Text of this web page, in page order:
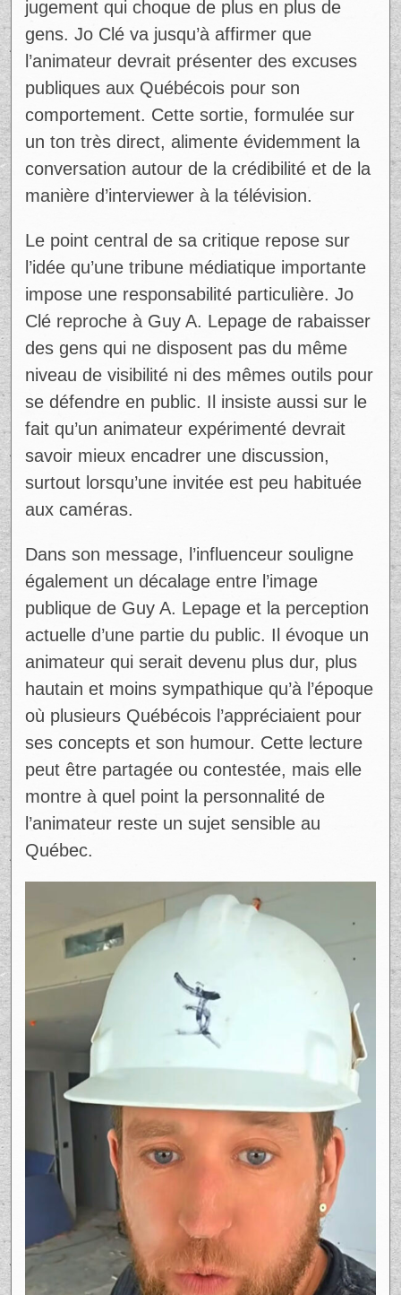
jugement qui choque de plus en plus de
gens. Jo Clé va jusqu’à affirmer que
l’animateur devrait présenter des excuses
publiques aux Québécois pour son
comportement. Cette sortie, formulée sur
un ton très direct, alimente évidemment la
conversation autour de la crédibilité et de la
manière d’interviewer à la télévision.
Le point central de sa critique repose sur
l’idée qu’une tribune médiatique importante
impose une responsabilité particulière. Jo
Clé reproche à Guy A. Lepage de rabaisser
des gens qui ne disposent pas du même
niveau de visibilité ni des mêmes outils pour
se défendre en public. Il insiste aussi sur le
fait qu’un animateur expérimenté devrait
savoir mieux encadrer une discussion,
surtout lorsqu’une invitée est peu habituée
aux caméras.
Dans son message, l’influenceur souligne
également un décalage entre l’image
publique de Guy A. Lepage et la perception
actuelle d’une partie du public. Il évoque un
animateur qui serait devenu plus dur, plus
hautain et moins sympathique qu’à l’époque
où plusieurs Québécois l’appréciaient pour
ses concepts et son humour. Cette lecture
peut être partagée ou contestée, mais elle
montre à quel point la personnalité de
l’animateur reste un sujet sensible au
Québec.